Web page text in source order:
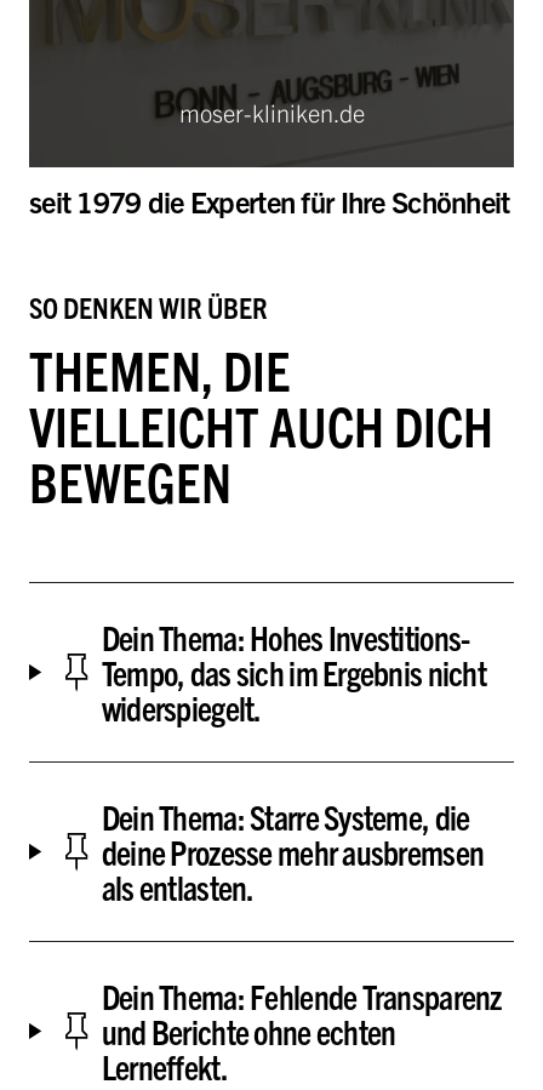
moser-kliniken.de
seit 1979 die Experten für Ihre Schönheit
THEMEN, DIE
VIELLEICHT AUCH DICH
BEWEGEN
SO DENKEN WIR ÜBER
Dein Thema: Hohes Investitions-
Tempo, das sich im Ergebnis nicht
widerspiegelt.
Dein Thema: Starre Systeme, die
deine Prozesse mehr ausbremsen
als entlasten.
Dein Thema: Fehlende Transparenz
und Berichte ohne echten
Lerneffekt.